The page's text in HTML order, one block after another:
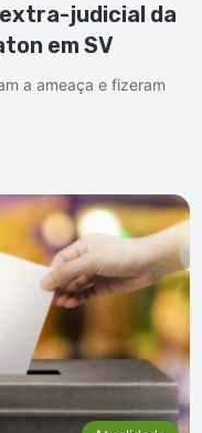
judicial da
em SV
a ameaça e fizeram